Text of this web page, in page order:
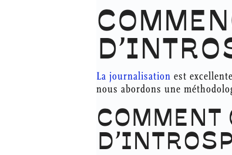
La journalisation est
nous abordons une
COMMENT